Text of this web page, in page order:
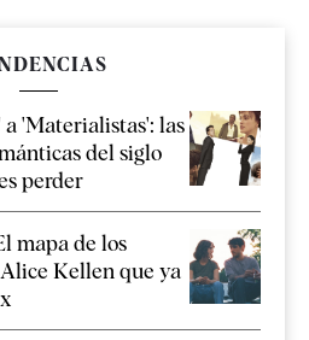
'Materialistas': las
del siglo
perder
mapa de los
Kellen que ya